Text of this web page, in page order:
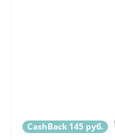
CashBack 145 руб.